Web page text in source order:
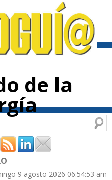
de la
9 agosto 2026 06:54:53 am